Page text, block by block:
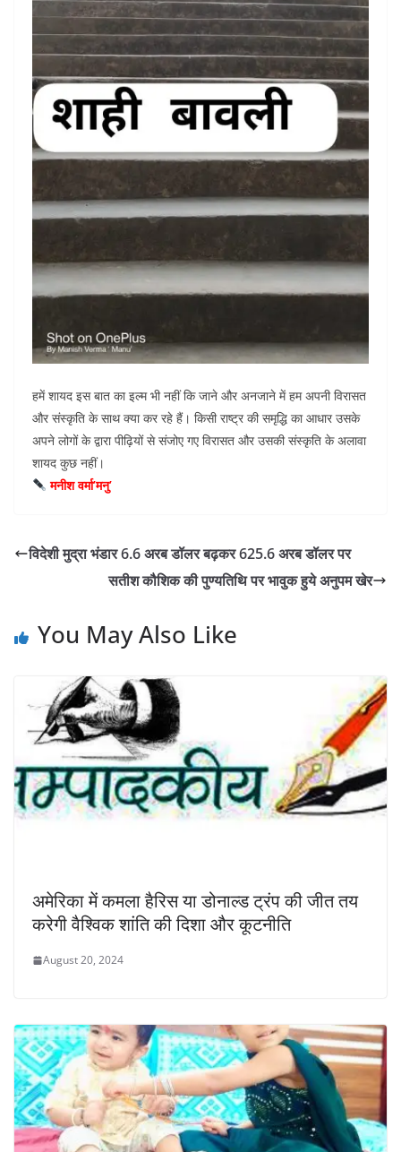
हमें शायद इस बात का इल्म भी नहीं कि जाने और अनजाने में हम अपनी विरासत
और संस्कृति के साथ क्या कर रहे हैं। किसी राष्ट्र की समृद्धि का आधार उसके
अपने लोगों के द्वारा पीढ़ियों से संजोए गए विरासत और उसकी संस्कृति के अलावा
शायद कुछ नहीं।
मनीश वर्मा’मनु’
विदेशी मुद्रा भंडार 6.6 अरब डॉलर बढ़कर 625.6 अरब डॉलर पर
सतीश कौशिक की पुण्यतिथि पर भावुक हुये अनुपम खेर
You May Also Like
अमेरिका में कमला हैरिस या डोनाल्ड ट्रंप की जीत तय
करेगी वैश्विक शांति की दिशा और कूटनीति
August 20, 2024